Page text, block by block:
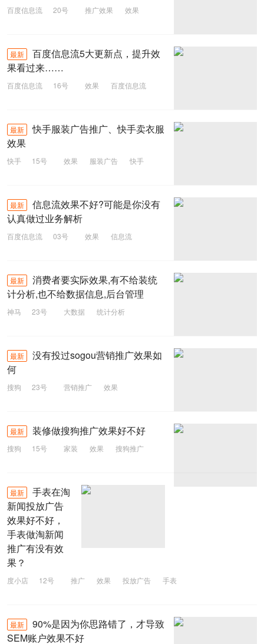
百度信息流 20号 推广效果
效果
最新
百度信息流5大更新点，提升效
果看过来……
百度信息流 16号 效果 百度信息流
最新
快手服装广告推广、快手卖衣服
效果
快手 15号 效果 服装广告 快手
最新
信息流效果不好?可能是你没有
认真做过业务解析
百度信息流 03号 效果 信息流
最新
消费者要实际效果,有不给装统
计分析,也不给数据信息,后台管理
神马 23号 大数据
统计分析
最新
没有投过sogou营销推广效果如
何
搜狗 23号 营销推广
效果
最新 装修做搜狗推广效果好不好
搜狗 15号 家装 效果
搜狗推广
最新
手表在淘
新闻投放广告
效果好不好，
手表做淘新闻
推广有没有效
果？
度小店 12号 推广 效果 投放广告 手表
最新
90%是因为你思路错了，才导致
SEM账户效果不好